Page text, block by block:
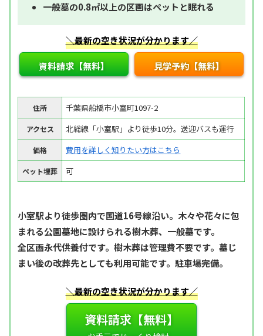
一般墓の0.8㎡以上の区画はペットと眠れる
＼最新の空き状況が分かります／
資料請求【無料】 見学予約【無料】
住所 千葉県船橋市小室町1097-2
アクセス 北総線「小室駅」より徒歩10分。送迎バスも運行
価格 費用を詳しく知りたい方はこちら
ペット埋葬 可
小室駅より徒歩圏内で国道16号線沿い。木々や花々に包
まれる公園墓地に設けられる樹木葬、一般墓です。
全区画永代供養付です。樹木葬は管理費不要です。墓じ
まい後の改葬先としても利用可能です。駐車場完備。
＼最新の空き状況が分かります／
資料請求【無料】